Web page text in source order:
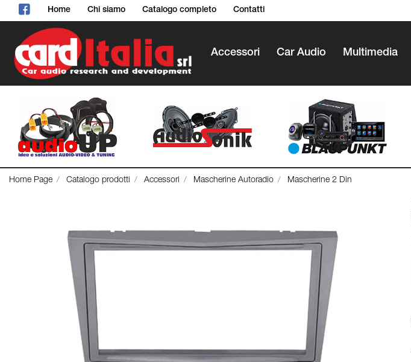
Home Chi siamo Catalogo completo Contatti
Accessori Car Audio Multimedia
Home Page Catalogo prodotti Accessori Mascherine Autoradio Mascherine 2 Din